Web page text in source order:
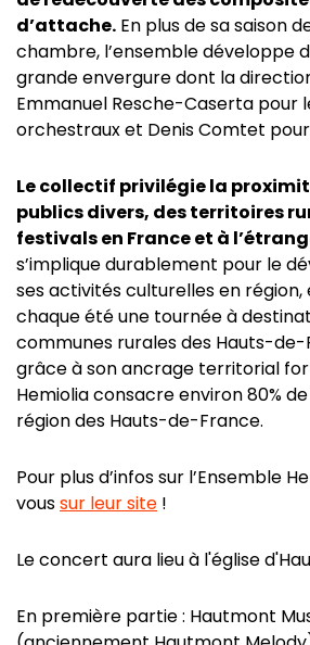
d’attache. En plus de sa saison
chambre, l’ensemble développe
grande envergure dont la
Emmanuel Resche-Caserta pour
orchestraux et Denis Comtet
Le collectif privilégie la
publics divers, des territoires
festivals en France et à
s’implique durablement pour le
ses activités culturelles en région,
chaque été une tournée à
communes rurales des Hauts-de-
grâce à son ancrage territorial
Hemiolia consacre environ 80%
région des Hauts-de-France.
Pour plus d’infos sur l’Ensemble
voussur leur site !
Le concert aura lieu à l'église
En première partie : Hautmont